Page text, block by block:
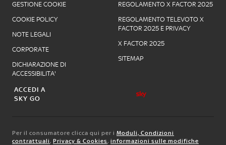
GESTIONE COOKIE
COOKIE POLICY
NOTE LEGALI
CORPORATE
DICHIARAZIONE DI
ACCESSIBILITA'
REGOLAMENTO X FACTOR 2025
REGOLAMENTO TELEVOTO X
FACTOR 2025 E PRIVACY
X FACTOR 2025
SITEMAP
ACCEDI A
SKY GO
Per il consumatore clicca qui per i Moduli, Condizioni
contrattuali, Privacy & Cookies, informazioni sulle modifiche